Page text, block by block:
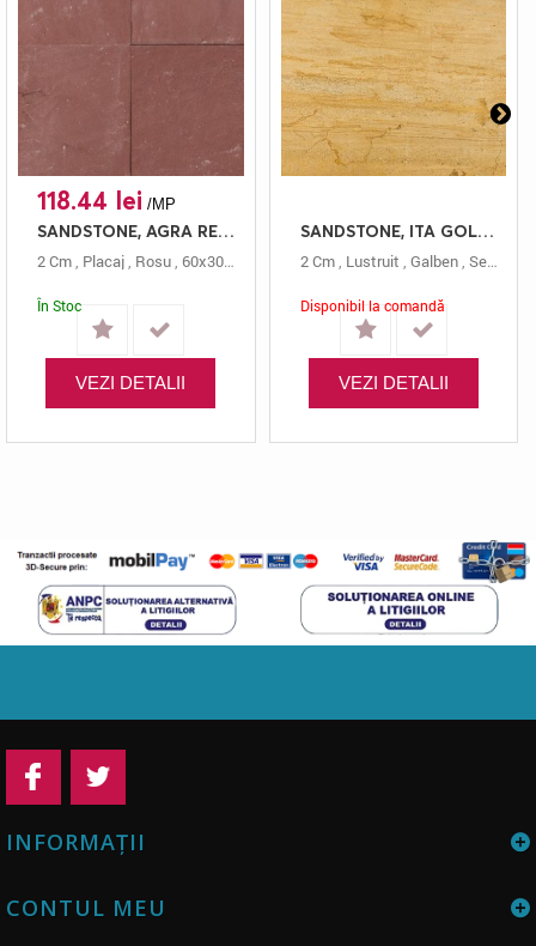
118.44 lei /MP
SANDSTONE, AGRA RED, PLACAJ, 60X30, 2, NATURAL
2 Cm Placaj Rosu 60x30, Natural Agra Red
În Stoc
VEZI DETALII
SANDSTONE, ITA GOLD, SEMILASTRE, 2, LUSTRUIT
2 Cm, Lustruit Galben, Semilastre
Disponibil la comandă
VEZI DETALII
INFORMAŢII
CONTUL MEU